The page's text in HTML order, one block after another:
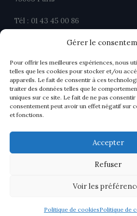
Gérer le
Pour offrir les meilleures expériences, nous
telles que les cookies pour stocker et/ou
appareils. Le fait de consentir à ces
traiter des données telles que le
uniques sur ce site. Le fait de ne pas
consentement peut avoir un effet négatif sur
et fonctions.
Accepter
Refuser
Voir les
Politique de cookiesPolitique de
Tél : 01 43 45 00 86
contact@ahavocats.fr